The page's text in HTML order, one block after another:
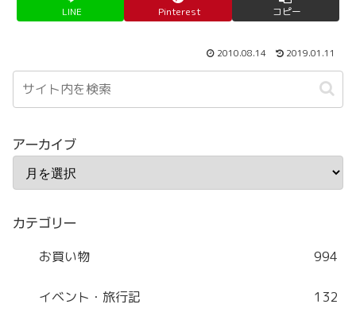
LINE Pinterest コピー
2010.08.14 2019.01.11
アーカイブ
カテゴリー
お買い物 994
イベント・旅行記 132